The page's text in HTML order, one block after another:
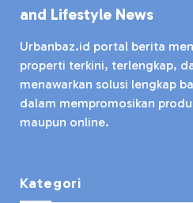
and Lifestyle News
Urbanbaz.id portal berita
properti terkini, terlengkap,
menawarkan solusi lengkap
dalam mempromosikan
maupun online.
Kategori